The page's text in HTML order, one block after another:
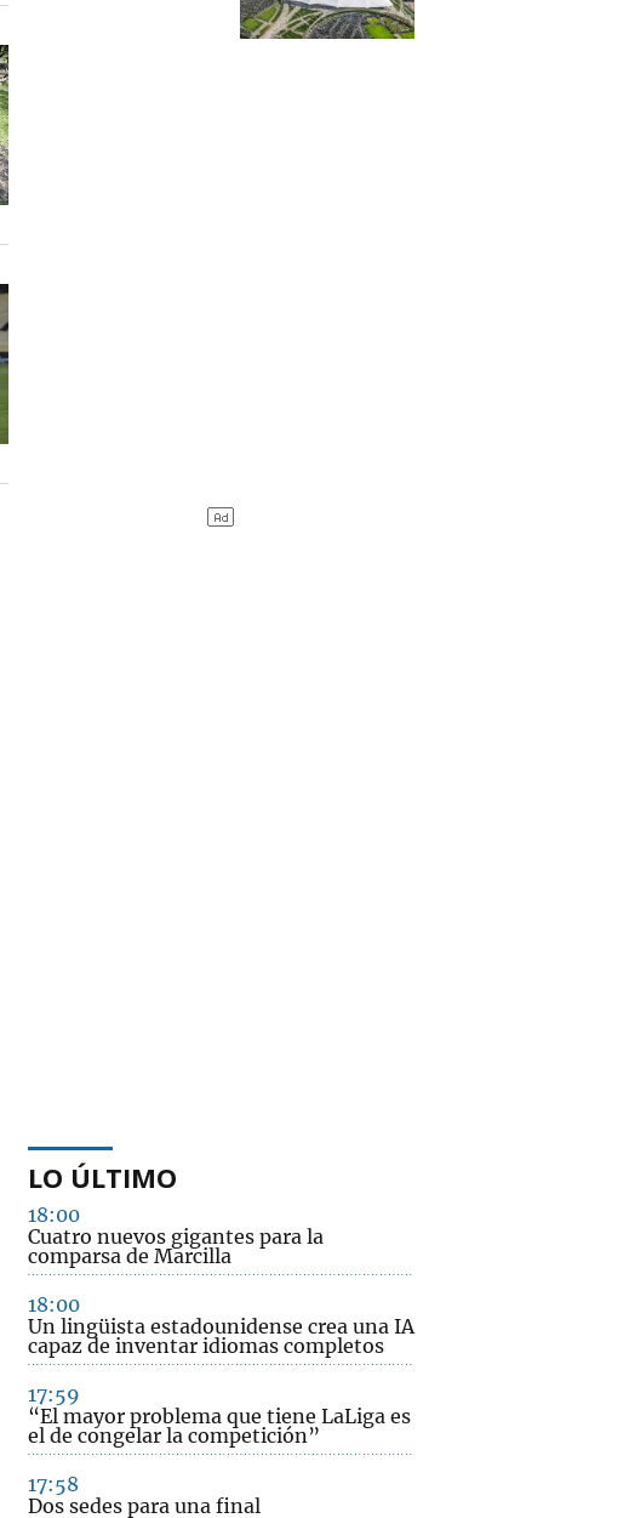
LO ÚLTIMO
18:00
Cuatro nuevos gigantes para la
comparsa de Marcilla
18:00
Un lingüista estadounidense crea una IA
capaz de inventar idiomas completos
17:59
“El mayor problema que tiene LaLiga es
el de congelar la competición”
17:58
Dos sedes para una final